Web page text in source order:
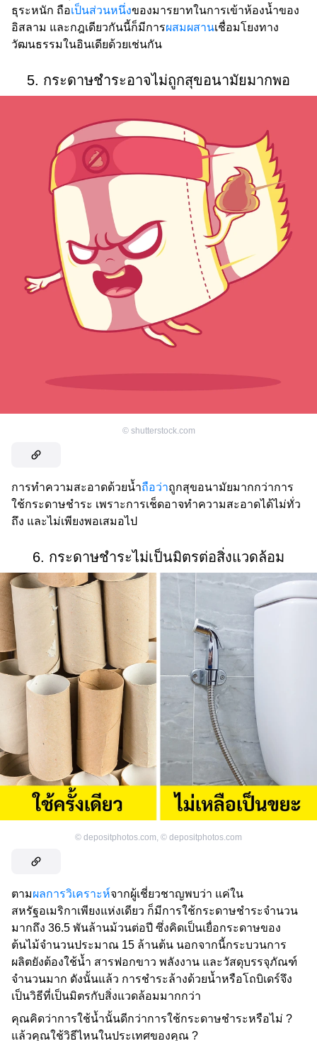
ธุระหนัก ถือเป็นส่วนหนึ่งของมารยาทในการเข้าห้องน้ำของ
อิสลาม และกฎเดียวกันนี้ก็มีการผสมผสานเชื่อมโยงทาง
วัฒนธรรมในอินเดียด้วยเช่นกัน
5. กระดาษชำระอาจไม่ถูกสุขอนามัยมากพอ
© shutterstock.com
การทำความสะอาดด้วยน้ำถือว่าถูกสุขอนามัยมากกว่าการ
ใช้กระดาษชำระ เพราะการเช็ดอาจทำความสะอาดได้ไม่ทั่ว
ถึง และไม่เพียงพอเสมอไป
6. กระดาษชำระไม่เป็นมิตรต่อสิ่งแวดล้อม
© depositphotos.com, © depositphotos.com
ตามผลการวิเคราะห์จากผู้เชี่ยวชาญพบว่า แค่ใน
สหรัฐอเมริกาเพียงแห่งเดียว ก็มีการใช้กระดาษชำระจำนวน
มากถึง 36.5 พันล้านม้วนต่อปี ซึ่งคิดเป็นเยื่อกระดาษของ
ต้นไม้จำนวนประมาณ 15 ล้านต้น นอกจากนี้กระบวนการ
ผลิตยังต้องใช้น้ำ สารฟอกขาว พลังงาน และวัสดุบรรจุภัณฑ์
จำนวนมาก ดังนั้นแล้ว การชำระล้างด้วยน้ำหรือโถบิเดร์จึง
เป็นวิธีที่เป็นมิตรกับสิ่งแวดล้อมมากกว่า
คุณคิดว่าการใช้น้ำนั้นดีกว่าการใช้กระดาษชำระหรือไม่ ?
แล้วคุณใช้วิธีไหนในประเทศของคุณ ?